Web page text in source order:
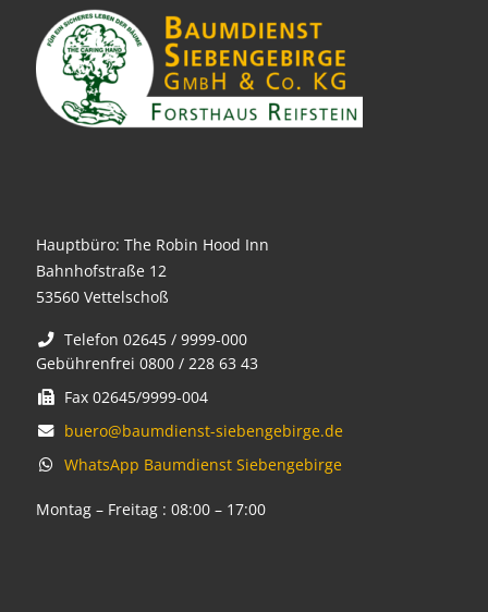
Hauptbüro: The Robin Hood Inn
Bahnhofstraße 12
53560 Vettelschoß
Telefon 02645 / 9999-000
Gebührenfrei 0800 / 228 63 43
Fax 02645/9999-004
buero@baumdienst-siebengebirge.de
WhatsApp Baumdienst Siebengebirge
Montag – Freitag : 08:00 – 17:00